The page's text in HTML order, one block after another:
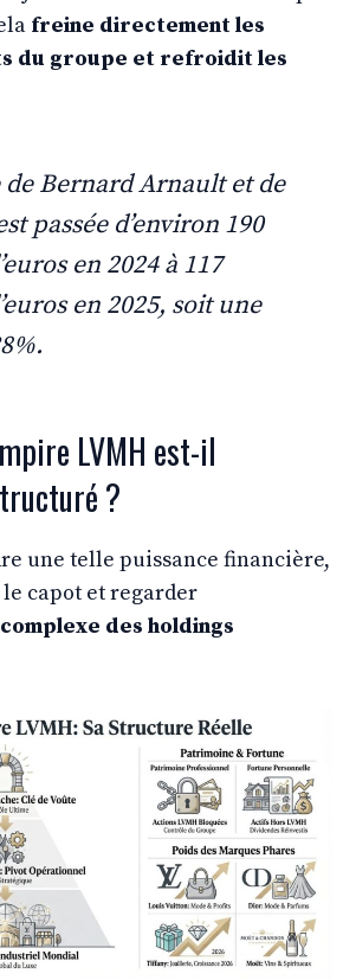
freine directement les
du groupe et refroidit les
Bernard Arnault et de
passée d’environ 190
en 2024 à 117
en 2025, soit une
LVMH est-il
?
une telle puissance financière,
capot et regarder
des holdings